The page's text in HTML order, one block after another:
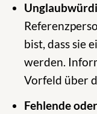
bist, dass sie
werden.
Vorfeld über
Fehlende